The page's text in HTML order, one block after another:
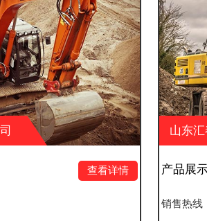
山东汇春园林绿化有限公司
产品展示六